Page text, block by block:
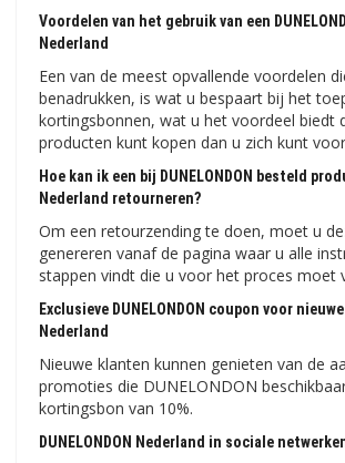
Voordelen van het gebruik van een
Nederland
Een van de meest opvallende voordelen
benadrukken, is wat u bespaart bij het
kortingsbonnen, wat u het voordeel biedt
producten kunt kopen dan u zich kunt
Hoe kan ik een bij DUNELONDON besteld
Nederland retourneren?
Om een ​​retourzending te doen, moet u
genereren vanaf de pagina waar u alle
stappen vindt die u voor het proces moet
Exclusieve DUNELONDON coupon voor
Nederland
Nieuwe klanten kunnen genieten van de
promoties die DUNELONDON
kortingsbon van 10%.
DUNELONDON Nederland in sociale